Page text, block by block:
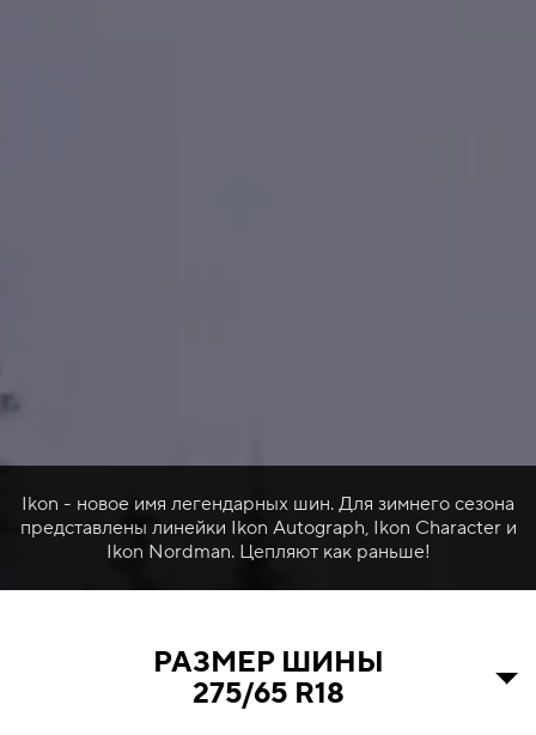
Ikon - новое имя легендарных шин. Для зимнего сезона
представлены линейки Ikon Autograph, Ikon Character и
Ikon Nordman. Цепляют как раньше!
РАЗМЕР ШИНЫ
275/65 R18